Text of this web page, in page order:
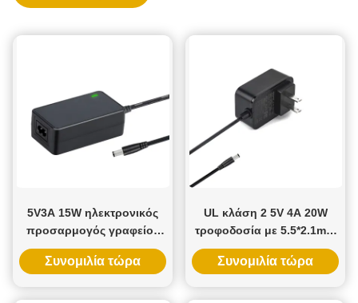
5V3A 15W ηλεκτρονικός
προσαρμογός γραφείου
με τάση εισόδου 100-240V
και πολλαπλή έξοδο για
Συνομιλία τώρα
UL κλάση 2 5V 4A 20W
τροφοδοσία με 5.5*2.1mm
DC Jack για Smart WiFi
LED Strips
Συνομιλία τώρα